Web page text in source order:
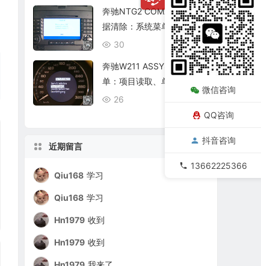
奔驰NTG2 COMAND个人数
据清除：系统菜单、恢复出
厂与结果确认
08/06
30
奔驰W211 ASSYST保养菜
单：项目读取、单项确认与
复位核查
26
近期留言
Qiu168 学习
Qiu168 学习
Hn1979 收到
Hn1979 收到
微信咨询
QQ咨询
抖音咨询
13662225366